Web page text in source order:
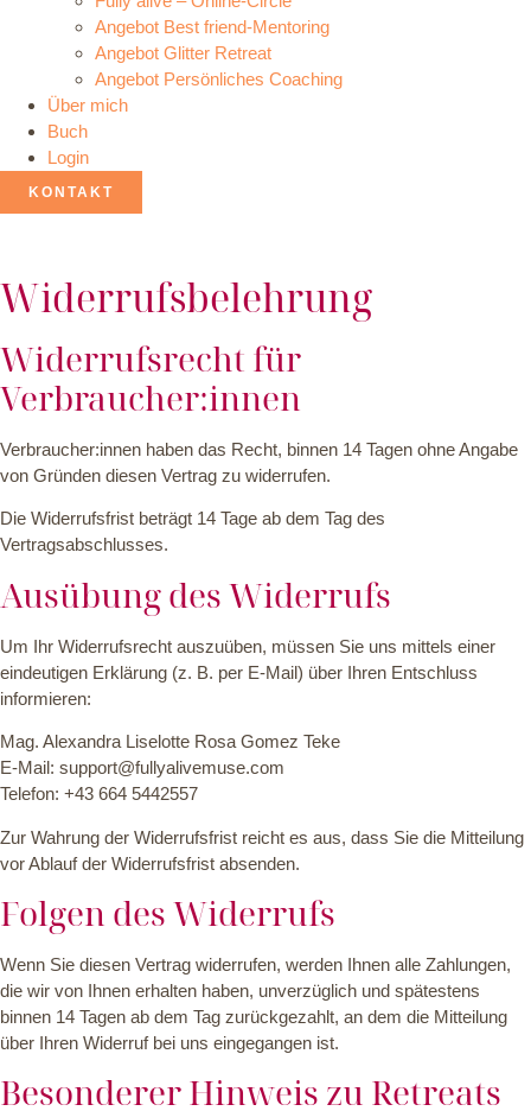
Angebot Best friend-Mentoring
Angebot Glitter Retreat
Angebot Persönliches Coaching
Über mich
Buch
Login
KONTAKT
Widerrufsbelehrung
Widerrufsrecht für
Verbraucher:innen
Verbraucher:innen haben das Recht, binnen 14 Tagen ohne Angabe
von Gründen diesen Vertrag zu widerrufen.
Die Widerrufsfrist beträgt 14 Tage ab dem Tag des
Vertragsabschlusses.
Ausübung des Widerrufs
Um Ihr Widerrufsrecht auszuüben, müssen Sie uns mittels einer
eindeutigen Erklärung (z. B. per E-Mail) über Ihren Entschluss
informieren:
Mag. Alexandra Liselotte Rosa Gomez Teke
E-Mail: support@fullyalivemuse.com
Telefon: +43 664 5442557
Zur Wahrung der Widerrufsfrist reicht es aus, dass Sie die Mitteilung
vor Ablauf der Widerrufsfrist absenden.
Folgen des Widerrufs
Wenn Sie diesen Vertrag widerrufen, werden Ihnen alle Zahlungen,
die wir von Ihnen erhalten haben, unverzüglich und spätestens
binnen 14 Tagen ab dem Tag zurückgezahlt, an dem die Mitteilung
über Ihren Widerruf bei uns eingegangen ist.
Besonderer Hinweis zu Retreats